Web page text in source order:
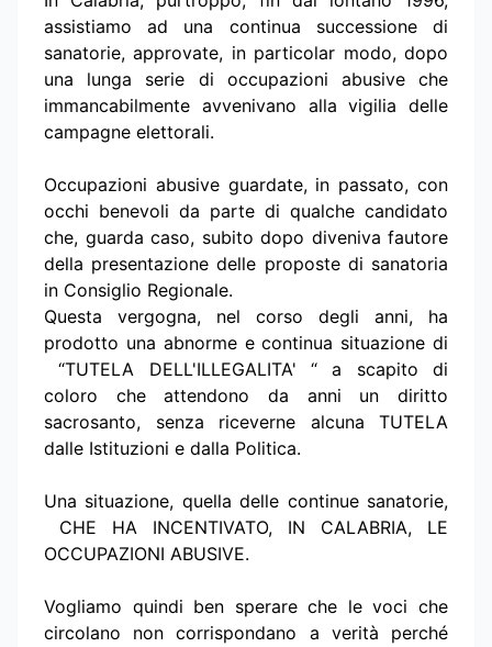
assistiamo ad una continua successione di
sanatorie, approvate, in particolar modo, dopo
una lunga serie di occupazioni abusive che
immancabilmente avvenivano alla vigilia delle
campagne elettorali.
Occupazioni abusive guardate, in passato, con
occhi benevoli da parte di qualche candidato
che, guarda caso, subito dopo diveniva fautore
della presentazione delle proposte di sanatoria
in Consiglio Regionale.
Questa vergogna, nel corso degli anni, ha
prodotto una abnorme e continua situazione di
“TUTELA DELL'ILLEGALITA' “ a scapito di
coloro che attendono da anni un diritto
sacrosanto, senza riceverne alcuna TUTELA
dalle Istituzioni e dalla Politica.
Una situazione, quella delle continue sanatorie,
CHE HA INCENTIVATO, IN CALABRIA, LE
OCCUPAZIONI ABUSIVE.
Vogliamo quindi ben sperare che le voci che
circolano non corrispondano a verità perché